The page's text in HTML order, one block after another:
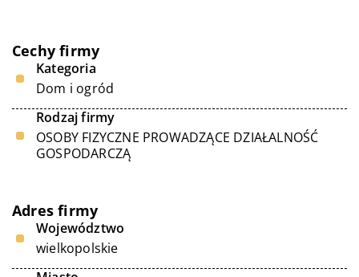
Cechy firmy
Kategoria
Dom i ogród
Rodzaj firmy
OSOBY FIZYCZNE PROWADZĄCE DZIAŁALNOŚĆ
GOSPODARCZĄ
Adres firmy
Województwo
wielkopolskie